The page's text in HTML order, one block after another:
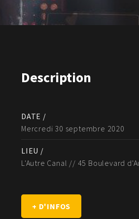
Description
DATE /
Mercredi 30 septembre 2020
LIEU /
L'Autre Canal // 45 Boulevard
+ D'INFOS